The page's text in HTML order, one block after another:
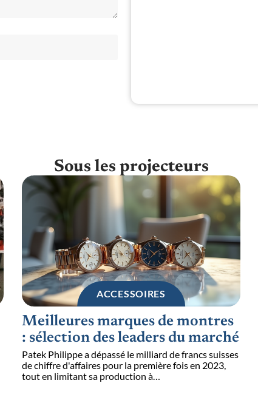
Sous les projecteurs
ACCESSOIRES
Meilleures marques de montres
: sélection des leaders du marché
Patek Philippe a dépassé le milliard de francs suisses
de chiffre d'affaires pour la première fois en 2023,
tout en limitant sa production à…